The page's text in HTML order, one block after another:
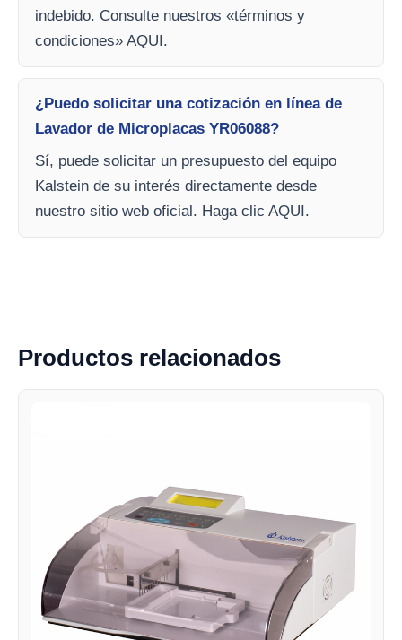
indebido. Consulte nuestros «términos y
condiciones» AQUI.
¿Puedo solicitar una cotización en línea de
Lavador de Microplacas YR06088?
Sí, puede solicitar un presupuesto del equipo
Kalstein de su interés directamente desde
nuestro sitio web oficial. Haga clic AQUI.
Productos relacionados